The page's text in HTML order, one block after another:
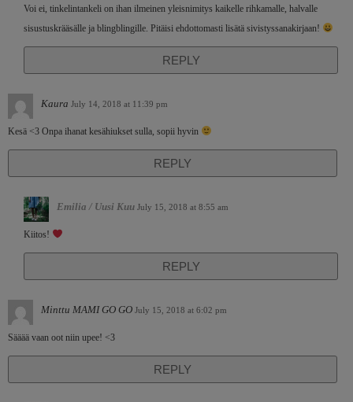
Voi ei, tinkelintankeli on ihan ilmeinen yleisnimitys kaikelle rihkamalle, halvalle
sisustuskrääsälle ja blingblingille. Pitäisi ehdottomasti lisätä sivistyssanakirjaan!
REPLY
Kaura July 14, 2018 at 11:39 pm
Kesä <3 Onpa ihanat kesähiukset sulla, sopii hyvin
REPLY
Emilia / Uusi Kuu July 15, 2018 at 8:55 am
Kiitos!
REPLY
Minttu MAMI GO GO July 15, 2018 at 6:02 pm
Sääää vaan oot niin upee! <3
REPLY